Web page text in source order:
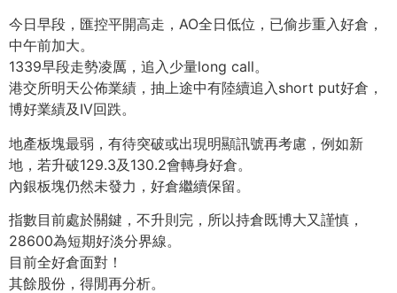
今日早段，匯控平開高走，AO全日低位，已偷步重入好倉，
中午前加大。
1339早段走勢凌厲，追入少量long call。
港交所明天公佈業績，抽上途中有陸續追入short put好倉，
博好業績及IV回跌。
地產板塊最弱，有待突破或出現明顯訊號再考慮，例如新
地，若升破129.3及130.2會轉身好倉。
內銀板塊仍然未發力，好倉繼續保留。
指數目前處於關鍵，不升則完，所以持倉既博大又謹慎，
28600為短期好淡分界線。
目前全好倉面對！
其餘股份，得閒再分析。